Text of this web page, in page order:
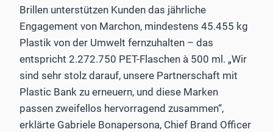
Brillen unterstützen Kunden das jährliche
Engagement von Marchon, mindestens 45.455 kg
Plastik von der Umwelt fernzuhalten – das
entspricht 2.272.750 PET-Flaschen à 500 ml. „Wir
sind sehr stolz darauf, unsere Partnerschaft mit
Plastic Bank zu erneuern, und diese Marken
passen zweifellos hervorragend zusammen“,
erklärte Gabriele Bonapersona, Chief Brand Officer